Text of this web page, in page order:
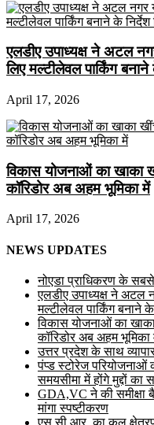
एलडीए उपाध्यक्ष ने अटल
लिए मल्टीलेवल पार्किंग बनाने
April 17, 2026
विकास योजनाओं का खाका
कॉरिडोर अब अहम भूमिका में
April 17, 2026
NEWS UPDATES
नोएडा प्राधिकरण के
एलडीए उपाध्यक्ष ने अटल
मल्टीलेवल पार्किंग बनाने के
विकास योजनाओं का
कॉरिडोर अब अहम भूमिका
उत्तर प्रदेश के साथ
पंप्ड स्टोरेज परियोजनाओं
समयसीमा में होंगे मुद्दों का
GDA,VC ने की समीक्षा
मांगा स्पष्टीकरण
एस.सी.आर. का कुल